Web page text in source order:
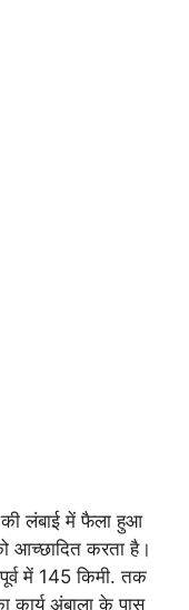
लंबाई में फैला हुआ
आच्छादित करता है।
में 145 किमी. तक
कार्य अंबाला के पास